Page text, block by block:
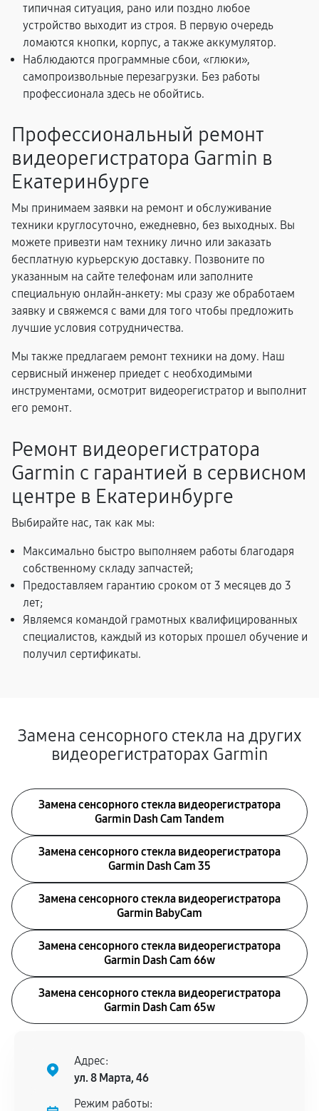
типичная ситуация, рано или поздно любое
устройство выходит из строя. В первую очередь
ломаются кнопки, корпус, а также аккумулятор.
Наблюдаются программные сбои, «глюки»,
самопроизвольные перезагрузки. Без работы
профессионала здесь не обойтись.
Профессиональный ремонт
видеорегистратора Garmin в
Екатеринбурге
Мы принимаем заявки на ремонт и обслуживание
техники круглосуточно, ежедневно, без выходных. Вы
можете привезти нам технику лично или заказать
бесплатную курьерскую доставку. Позвоните по
указанным на сайте телефонам или заполните
специальную онлайн-анкету: мы сразу же обработаем
заявку и свяжемся с вами для того чтобы предложить
лучшие условия сотрудничества.
Мы также предлагаем ремонт техники на дому. Наш
сервисный инженер приедет с необходимыми
инструментами, осмотрит видеорегистратор и выполнит
его ремонт.
Ремонт видеорегистратора
Garmin с гарантией в сервисном
центре в Екатеринбурге
Выбирайте нас, так как мы:
Максимально быстро выполняем работы благодаря
собственному складу запчастей;
Предоставляем гарантию сроком от 3 месяцев до 3
лет;
Являемся командой грамотных квалифицированных
специалистов, каждый из которых прошел обучение и
получил сертификаты.
Замена сенсорного стекла на других
видеорегистраторах Garmin
Замена сенсорного стекла видеорегистратора
Garmin Dash Cam Tandem
Замена сенсорного стекла видеорегистратора
Garmin Dash Cam 35
Замена сенсорного стекла видеорегистратора
Garmin BabyCam
Замена сенсорного стекла видеорегистратора
Garmin Dash Cam 66w
Замена сенсорного стекла видеорегистратора
Garmin Dash Cam 65w
Адрес:
ул. 8 Марта, 46
Режим работы: